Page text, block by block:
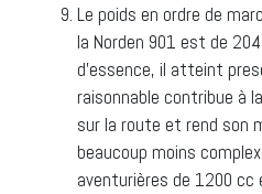
Le poids en ordre de
la Norden 901 est de
d’essence, il atteint
raisonnable contribue à
sur la route et rend son
beaucoup moins
aventurières de 1200 cc